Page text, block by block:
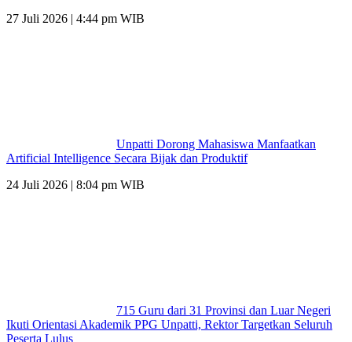
27 Juli 2026 | 4:44 pm WIB
Unpatti Dorong Mahasiswa Manfaatkan
Artificial Intelligence Secara Bijak dan Produktif
24 Juli 2026 | 8:04 pm WIB
715 Guru dari 31 Provinsi dan Luar Negeri
Ikuti Orientasi Akademik PPG Unpatti, Rektor Targetkan Seluruh
Peserta Lulus